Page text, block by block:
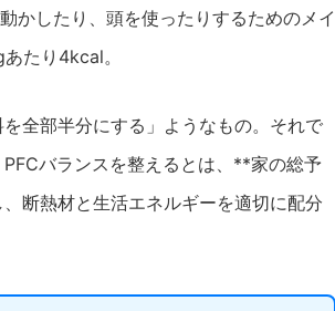
かしたり、頭を使ったりするためのメイ
たり4kcal。
全部半分にする」ようなもの。それで
バランスを整えるとは、**家の総予
断熱材と生活エネルギーを適切に配分